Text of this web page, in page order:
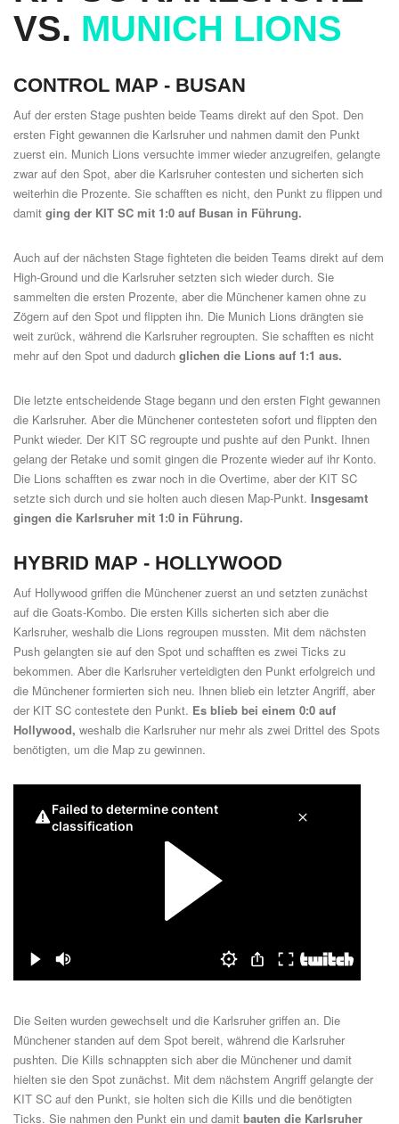
VS. MUNICH LIONS
CONTROL MAP - BUSAN
Auf der ersten Stage pushten beide Teams direkt auf den Spot. Den
ersten Fight gewannen die Karlsruher und nahmen damit den Punkt
zuerst ein. Munich Lions versuchte immer wieder anzugreifen, gelangte
zwar auf den Spot, aber die Karlsruher contesten und sicherten sich
weiterhin die Prozente. Sie schafften es nicht, den Punkt zu flippen und
damit ging der KIT SC mit 1:0 auf Busan in Führung.
Auch auf der nächsten Stage fighteten die beiden Teams direkt auf dem
High-Ground und die Karlsruher setzten sich wieder durch. Sie
sammelten die ersten Prozente, aber die Münchener kamen ohne zu
Zögern auf den Spot und flippten ihn. Die Munich Lions drängten sie
weit zurück, während die Karlsruher regroupten. Sie schafften es nicht
mehr auf den Spot und dadurch glichen die Lions auf 1:1 aus.
Die letzte entscheidende Stage begann und den ersten Fight gewannen
die Karlsruher. Aber die Münchener contesteten sofort und flippten den
Punkt wieder. Der KIT SC regroupte und pushte auf den Punkt. Ihnen
gelang der Retake und somit gingen die Prozente wieder auf ihr Konto.
Die Lions schafften es zwar noch in die Overtime, aber der KIT SC
setzte sich durch und sie holten auch diesen Map-Punkt. Insgesamt
gingen die Karlsruher mit 1:0 in Führung.
HYBRID MAP - HOLLYWOOD
Auf Hollywood griffen die Münchener zuerst an und setzten zunächst
auf die Goats-Kombo. Die ersten Kills sicherten sich aber die
Karlsruher, weshalb die Lions regroupen mussten. Mit dem nächsten
Push gelangten sie auf den Spot und schafften es zwei Ticks zu
bekommen. Aber die Karlsruher verteidigten den Punkt erfolgreich und
die Münchener formierten sich neu. Ihnen blieb ein letzter Angriff, aber
der KIT SC contestete den Punkt. Es blieb bei einem 0:0 auf
Hollywood, weshalb die Karlsruher nur mehr als zwei Drittel des Spots
benötigten, um die Map zu gewinnen.
Die Seiten wurden gewechselt und die Karlsruher griffen an. Die
Münchener standen auf dem Spot bereit, während die Karlsruher
pushten. Die Kills schnappten sich aber die Münchener und damit
hielten sie den Spot zunächst. Mit dem nächstem Angriff gelangte der
KIT SC auf den Punkt, sie holten sich die Kills und die benötigten
Ticks. Sie nahmen den Punkt ein und damit bauten die Karlsruher